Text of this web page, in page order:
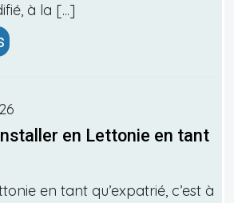
à la [...]
en Lettonie en tant
en tant qu’expatrié, c’est à